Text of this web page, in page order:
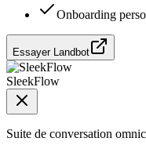
Onboarding
Essayer Landbot
SleekFlow
Suite de conversation